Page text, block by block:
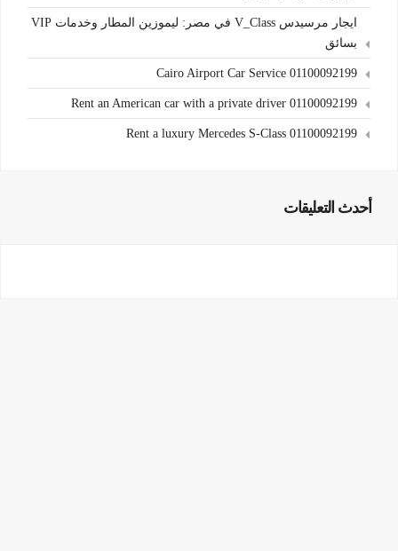
ايجار مرسيدس V_Class في مصر: ليموزين المطار وخدمات VIP
بسائق
Cairo Airport Car Service 01100092199
Rent an American car with a private driver 01100092199
Rent a luxury Mercedes S-Class 01100092199
أحدث التعليقات